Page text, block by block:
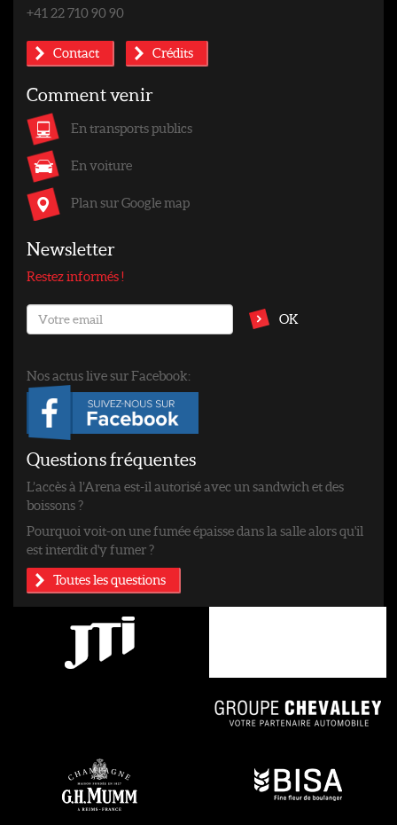
+41 22 710 90 90
Contact Crédits
Comment venir
En transports publics
En voiture
Plan sur Google map
Newsletter
Restez informés !
OK
Nos actus live sur Facebook:
Questions fréquentes
L’accès à l’Arena est-il autorisé avec un sandwich et des
boissons ?
Pourquoi voit-on une fumée épaisse dans la salle alors qu'il
est interdit d'y fumer ?
Toutes les questions